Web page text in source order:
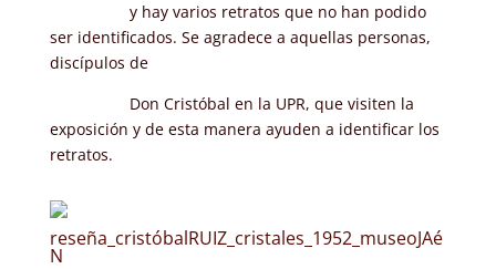
y hay varios retratos que no han podido
ser identificados. Se agradece a aquellas personas,
discípulos de
Don Cristóbal en la UPR, que visiten la
exposición y de esta manera ayuden a identificar los
retratos.
reseña_cristóbalRUIZ_cristales_1952_museoJAé
N